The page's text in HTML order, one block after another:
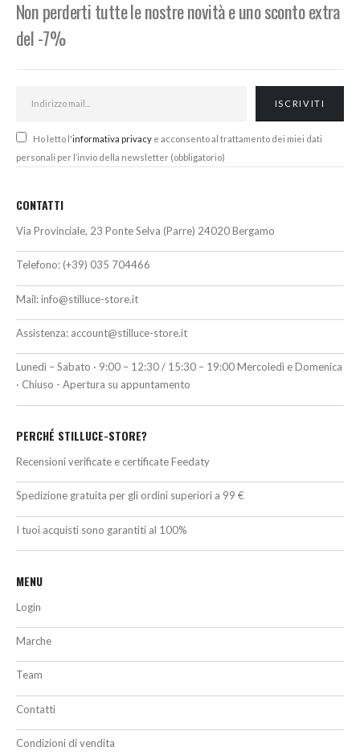
Non perderti tutte le nostre novità e uno sconto extra
del -7%
Ho letto l'informativa privacy e acconsento al trattamento dei miei dati
personali per l’invio della newsletter (obbligatorio)
CONTATTI
Via Provinciale, 23 Ponte Selva (Parre) 24020 Bergamo
Telefono: (+39) 035 704466
Mail:info@stilluce-store.it
Assistenza: account@stilluce-store.it
Lunedì – Sabato · 9:00 – 12:30 / 15:30 – 19:00 Mercoledì e Domenica
· Chiuso - Apertura su appuntamento
PERCHÉ STILLUCE-STORE?
Recensioni verificate e certificate Feedaty
Spedizione gratuita per gli ordini superiori a 99 €
I tuoi acquisti sono garantiti al 100%
MENU
Login
Marche
Team
Contatti
Condizioni di vendita